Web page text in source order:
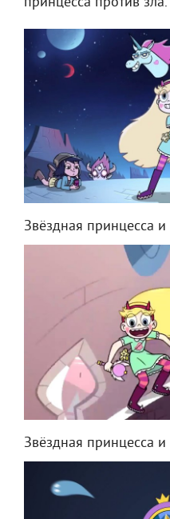
Звёздная принцесса
Звёздная принцесса и